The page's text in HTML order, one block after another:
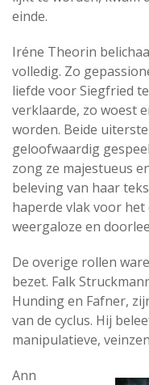
einde.
Iréne Theorin
volledig. Zo
liefde voor Siegfried
verklaarde, zo woest
worden. Beide
geloofwaardig
zong ze majestueus
beleving van haar
haperde vlak voor het
weergaloze en
De overige rollen
bezet. Falk
Hunding en Fafner,
van de cyclus. Hij
manipulatieve,
Ann